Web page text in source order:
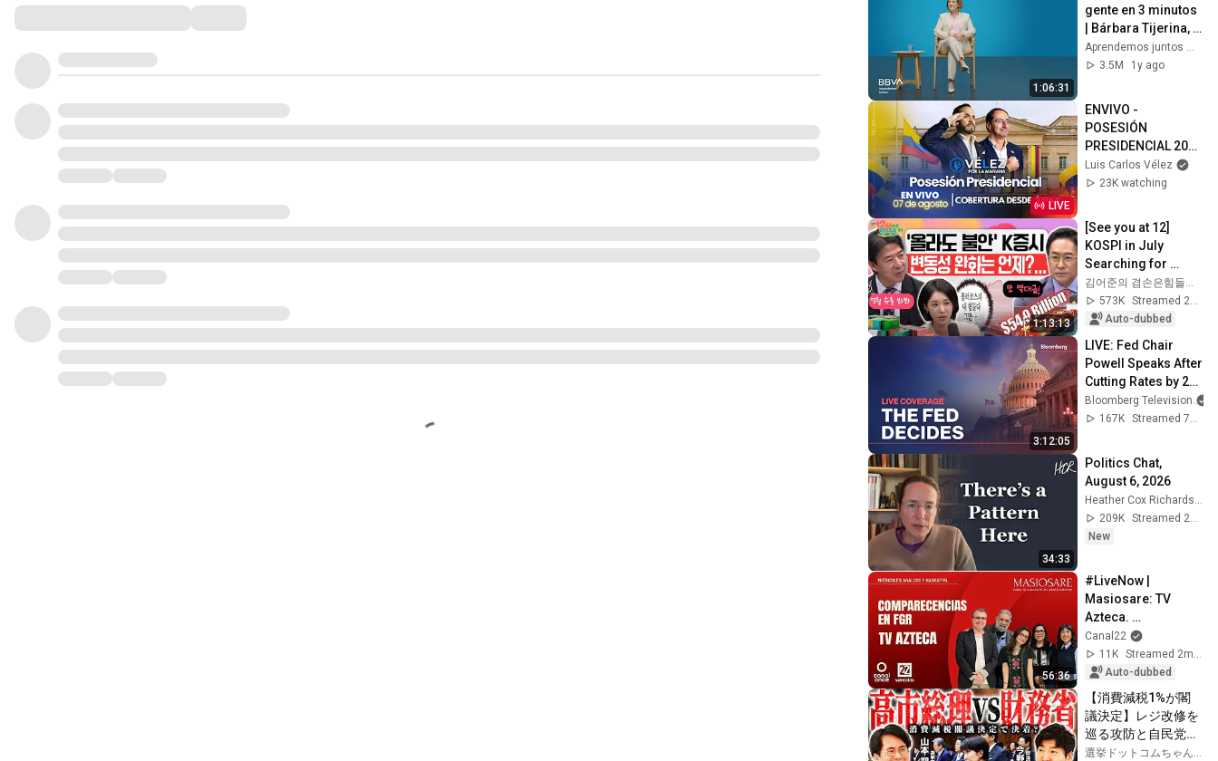
1:06:31
gente en 3 minutos
| Bárbara Tijerina,
experta en
comunicación no
Aprendemos juntos Mex
3.5M
1y ago
LIVE
ENVIVO -
POSESIÓN
PRESIDENCIAL 2026
ABELARDO DE LA
ESPRIELLA - Velez
Luis Carlos Vélez
23K watching
1:13:13
[See you at 12]
KOSPI in July
Searching for
Direction! Starting
Up Today... Is This
the First Ste...
573K
Auto-dubbed
3:12:05
LIVE: Fed Chair
Powell Speaks After
Cutting Rates by 25
Basis Points
Bloomberg Television
167K
34:33
Politics Chat,
August 6, 2026
209K
New
56:36
#LiveNow |
Masiosare: TV
Azteca.
(05/27/2026)
Canal22
11K
Auto-dubbed
【消費減税1%が閣
議決定】レジ改修を
巡る攻防と自民党内
の激しい葛藤／中
選挙ドットコムちゃんねる